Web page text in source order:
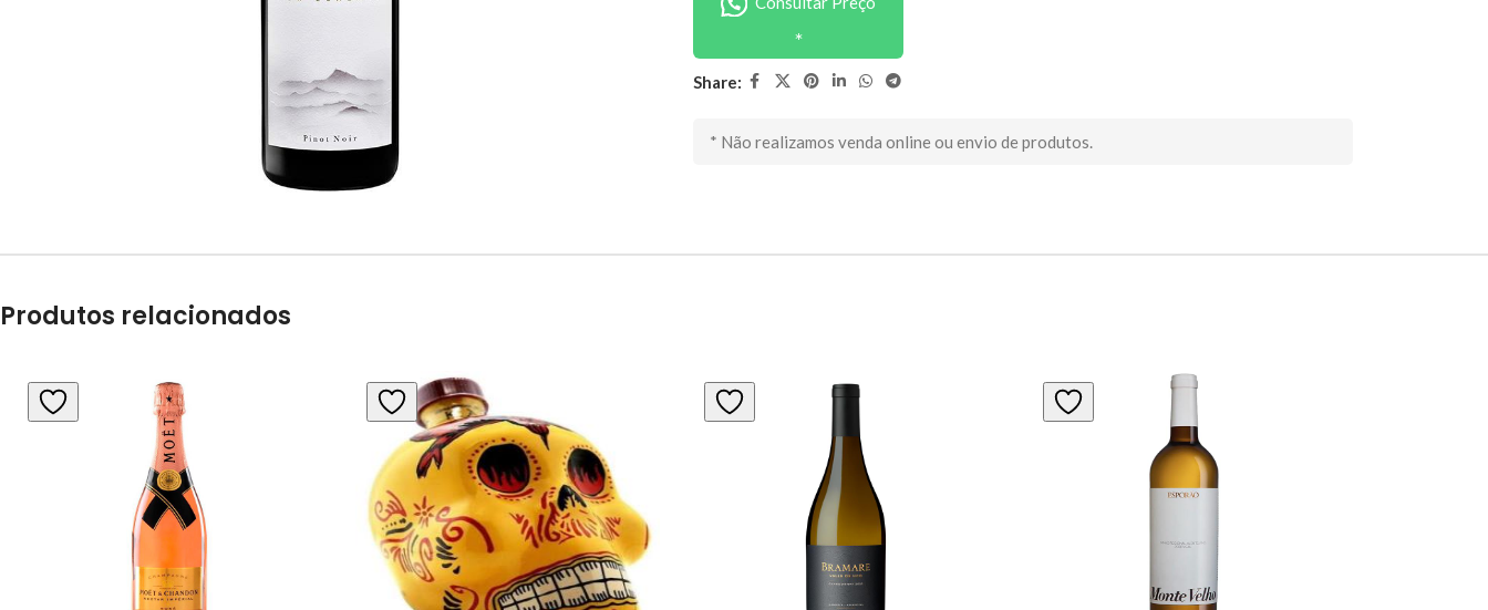
Share:
* Não realizamos venda online ou envio de produtos.
Produtos relacionados